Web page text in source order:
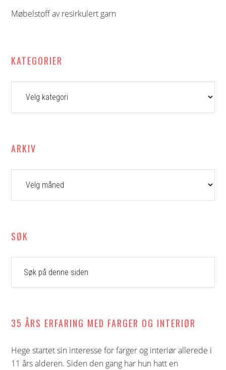
Møbelstoff av resirkulert garn
KATEGORIER
ARKIV
SØK
denne
35 ÅRS ERFARING MED FARGER OG INTERIØR
Hege startet sin interesse for farger og interiør allerede i
11 års alderen. Siden den gang har hun hatt en